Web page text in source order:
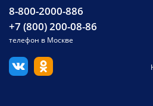
8-800-2000-886
+7 (800) 200-08-86
телефон в Москве